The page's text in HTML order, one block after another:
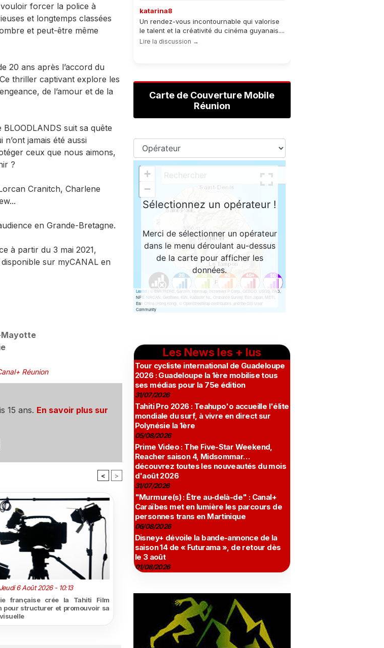
forcer la police à
et longtemps classées
et peut-être même
20 ans après l’accord du
thriller captivant explore les
de l’amour et de la
suit sa quête
jamais été aussi
ceux que nous aimons,
?
Cranitch, Charlene
en Grande-Bretagne.
à partir du 3 mai 2021,
sur myCANAL en
Mayotte
Réunion
15 ans. En savoir plus sur
< >
Jeudi 6 Août 2026 - 10:13
française crée la Tahiti Film
pour structurer et promouvoir sa
katarina8
Un rendez-vous incontournable qui valorise
le talent et la créativité du cinéma guyanais....
Lire la discussion →
Carte de Couverture Mobile
Réunion
Les News les + lus
Tour cycliste international de Guadeloupe
2026 : Guadeloupe la 1ère mobilise tous
ses médias pour la 75e édition
31/07/2026
Tahiti Pro 2026 : Teahupo'o accueille l'élite
mondiale du surf, à vivre en direct sur
Polynésie la 1ère
05/08/2026
Prime Video : The Five-Star Weekend,
Reacher saison 4, Midsommar…
découvrez toutes les nouveautés du mois
d'août 2026
31/07/2026
"Murmure(s) : Être au-delà-de" : Canal+
Caraïbes met en lumière les parcours de
personnes trans en Martinique
06/08/2026
Disney+ dévoile la bande-annonce de la
saison 14 de « Futurama », de retour dès
le 3 août
01/08/2026